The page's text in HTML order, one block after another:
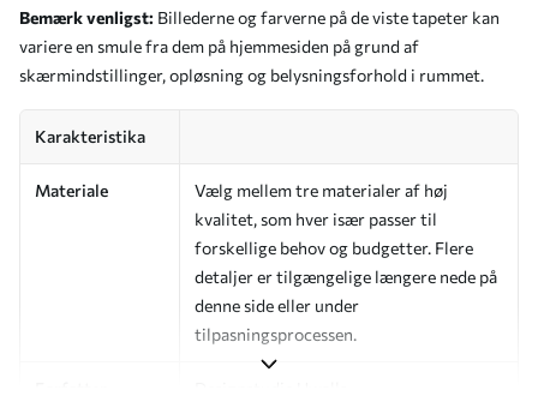
Bemærk venligst: Billederne og farverne på de viste tapeter kan
variere en smule fra dem på hjemmesiden på grund af
skærmindstillinger, opløsning og belysningsforhold i rummet.
Karakteristika
Materiale
Vælg mellem tre materialer af høj
kvalitet, som hver især passer til
forskellige behov og budgetter. Flere
detaljer er tilgængelige længere nede på
denne side eller under
tilpasningsprocessen.